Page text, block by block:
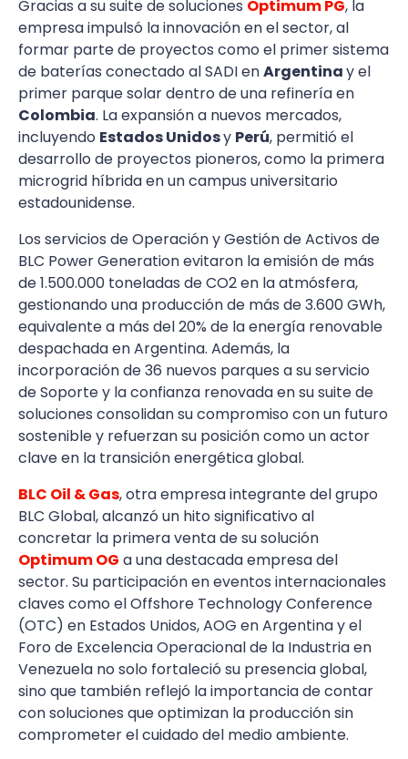
Gracias a su suite de soluciones Optimum PG, la
empresa impulsó la innovación en el sector, al
formar parte de proyectos como el primer sistema
de baterías conectado al SADI enArgentinay el
primer parque solar dentro de una refinería en
Colombia. La expansión a nuevos mercados,
incluyendo Estados Unidosy Perú, permitió el
desarrollo de proyectos pioneros, como la primera
microgrid híbrida en un campus universitario
estadounidense.
Los servicios de Operación y Gestión de Activos de
BLC Power Generation evitaron la emisión de más
de 1.500.000 toneladas de CO2 en la atmósfera,
gestionando una producción de más de 3.600 GWh,
equivalente a más del 20% de la energía renovable
despachada en Argentina. Además, la
incorporación de 36 nuevos parques a su servicio
de Soporte y la confianza renovada en su suite de
soluciones consolidan su compromiso con un futuro
sostenible y refuerzan su posición como un actor
clave en la transición energética global.
BLC Oil & Gas, otra empresa integrante del grupo
BLC Global, alcanzó un hito significativo al
concretar la primera venta de su solución
Optimum OG a una destacada empresa del
sector. Su participación en eventos internacionales
claves como el Offshore Technology Conference
(OTC) en Estados Unidos, AOG en Argentina y el
Foro de Excelencia Operacional de la Industria en
Venezuela no solo fortaleció su presencia global,
sino que también reflejó la importancia de contar
con soluciones que optimizan la producción sin
comprometer el cuidado del medio ambiente.